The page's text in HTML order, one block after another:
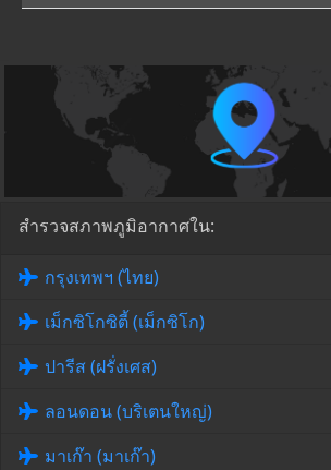
สำรวจสภาพภูมิอากาศใน:
กรุงเทพฯ (ไทย)
เม็กซิโกซิตี้ (เม็กซิโก)
ปารีส (ฝรั่งเศส)
ลอนดอน (บริเตนใหญ่)
มาเก๊า (มาเก๊า)